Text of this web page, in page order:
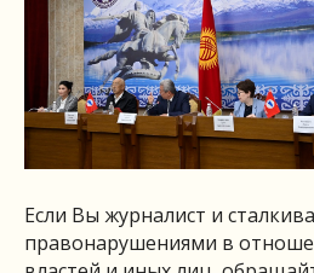
Если Вы журналист и
правонарушениями в